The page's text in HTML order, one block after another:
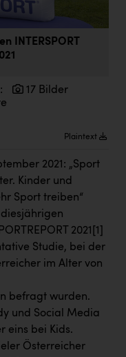
INTERSPORT
17 Bilder
Plaintext
2021: „Sport
Kinder und
Sport treiben“
2021 [1]
Studie, bei der
im Alter von
befragt wurden.
und Social Media
eins bei Kids.
Österreicher